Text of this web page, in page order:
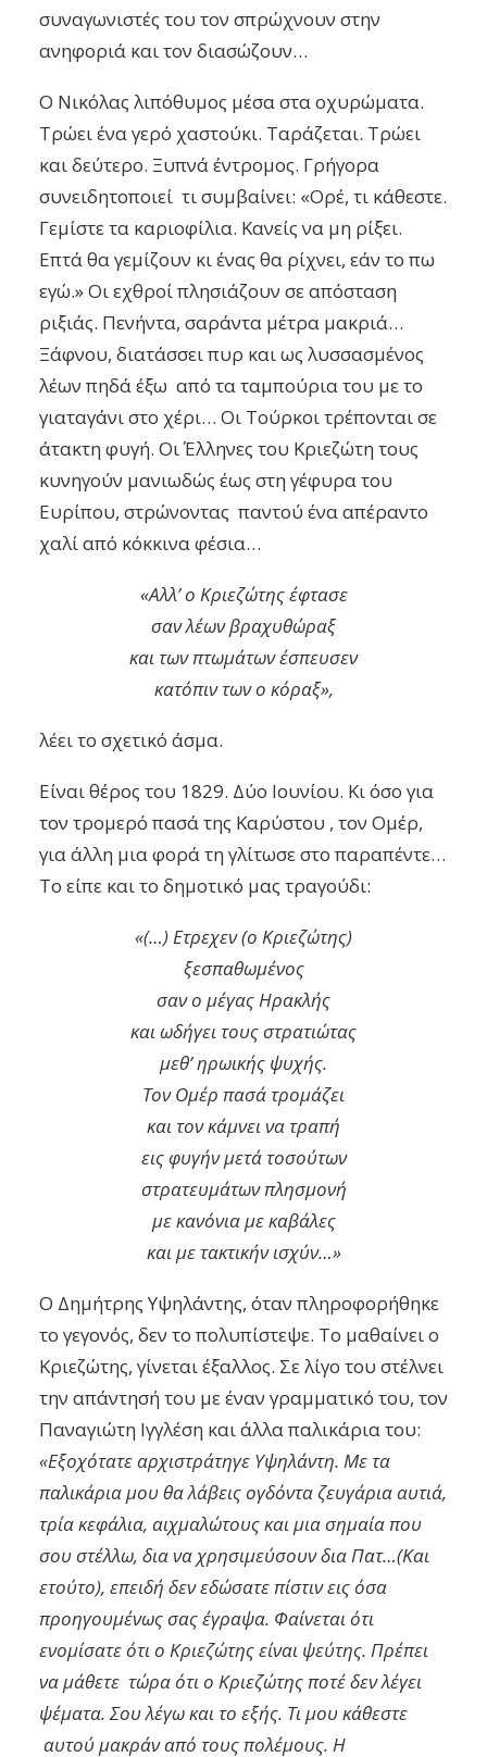
συναγωνιστές του τον σπρώχνουν στην
ανηφοριά και τον διασώζουν…
Ο Νικόλας λιπόθυμος μέσα στα οχυρώματα.
Τρώει ένα γερό χαστούκι. Ταράζεται. Τρώει
και δεύτερο. Ξυπνά έντρομος. Γρήγορα
συνειδητοποιεί τι συμβαίνει: «Ορέ, τι κάθεστε.
Γεμίστε τα καριοφίλια. Κανείς να μη ρίξει.
Επτά θα γεμίζουν κι ένας θα ρίχνει, εάν το πω
εγώ.» Οι εχθροί πλησιάζουν σε απόσταση
ριξιάς. Πενήντα, σαράντα μέτρα μακριά…
Ξάφνου, διατάσσει πυρ και ως λυσσασμένος
λέων πηδά έξω από τα ταμπούρια του με το
γιαταγάνι στο χέρι… Οι Τούρκοι τρέπονται σε
άτακτη φυγή. Οι Έλληνες του Κριεζώτη τους
κυνηγούν μανιωδώς έως στη γέφυρα του
Ευρίπου, στρώνοντας παντού ένα απέραντο
χαλί από κόκκινα φέσια…
«Αλλ’ ο Κριεζώτης έφτασε
σαν λέων βραχυθώραξ
και των πτωμάτων έσπευσεν
κατόπιν των ο κόραξ»,
λέει το σχετικό άσμα.
Είναι θέρος του 1829. Δύο Ιουνίου. Κι όσο για
τον τρομερό πασά της Καρύστου , τον Ομέρ,
για άλλη μια φορά τη γλίτωσε στο παραπέντε…
Το είπε και το δημοτικό μας τραγούδι:
«(…) Ετρεχεν (ο Κριεζώτης)
ξεσπαθωμένος
σαν ο μέγας Ηρακλής
και ωδήγει τους στρατιώτας
μεθ’ ηρωικής ψυχής.
Τον Ομέρ πασά τρομάζει
και τον κάμνει να τραπή
εις φυγήν μετά τοσούτων
στρατευμάτων πλησμονή
με κανόνια με καβάλες
και με τακτικήν ισχύν…»
Ο Δημήτρης Υψηλάντης, όταν πληροφορήθηκε
το γεγονός, δεν το πολυπίστεψε. Το μαθαίνει ο
Κριεζώτης, γίνεται έξαλλος. Σε λίγο του στέλνει
την απάντησή του με έναν γραμματικό του, τον
Παναγιώτη Ιγγλέση και άλλα παλικάρια του:
«Εξοχότατε αρχιστράτηγε Υψηλάντη. Με τα
παλικάρια μου θα λάβεις ογδόντα ζευγάρια αυτιά,
τρία κεφάλια, αιχμαλώτους και μια σημαία που
σου στέλλω, δια να χρησιμεύσουν δια Πατ…(Και
ετούτο), επειδή δεν εδώσατε πίστιν εις όσα
προηγουμένως σας έγραψα. Φαίνεται ότι
ενομίσατε ότι ο Κριεζώτης είναι ψεύτης. Πρέπει
να μάθετε τώρα ότι ο Κριεζώτης ποτέ δεν λέγει
ψέματα. Σου λέγω και το εξής. Τι μου κάθεστε
αυτού μακράν από τους πολέμους. Η